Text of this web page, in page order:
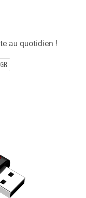
au quotidien !